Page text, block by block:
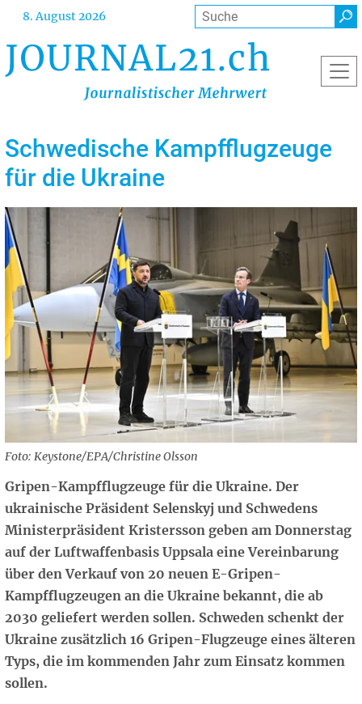
Direkt
Inhalt
8. August 2026 Suche
Schwedische Kampfflugzeuge
für die Ukraine
Foto: Keystone/EPA/Christine Olsson
Gripen-Kampfflugzeuge für die Ukraine. Der
ukrainische Präsident Selenskyj und Schwedens
Ministerpräsident Kristersson geben am Donnerstag
auf der Luftwaffenbasis Uppsala eine Vereinbarung
über den Verkauf von 20 neuen E-Gripen-
Kampfflugzeugen an die Ukraine bekannt, die ab
2030 geliefert werden sollen. Schweden schenkt der
Ukraine zusätzlich 16 Gripen-Flugzeuge eines älteren
Typs, die im kommenden Jahr zum Einsatz kommen
sollen.